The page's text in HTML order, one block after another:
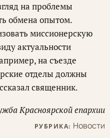
на проблемы
обмена опытом.
миссионерскую
актуальности
на съезде
отделы должны
священник.
Красноярской епархии
РУБРИКА: Новости